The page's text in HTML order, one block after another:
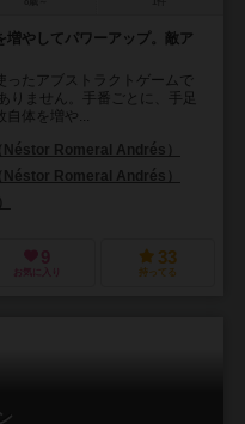
増やしてパワーアップ。敵ア
ったアブストラクトゲームで
りません。手番ごとに、手足
自体を増や...
Néstor Romeral Andrés）
Néstor Romeral Andrés）
9
お気に入り
33
持ってる